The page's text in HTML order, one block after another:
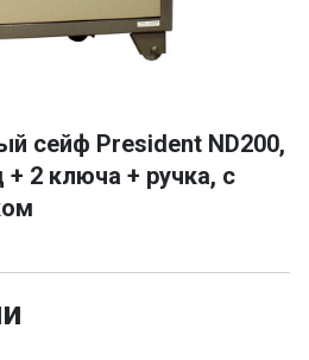
сейф President ND200,
2 ключа + ручка, с